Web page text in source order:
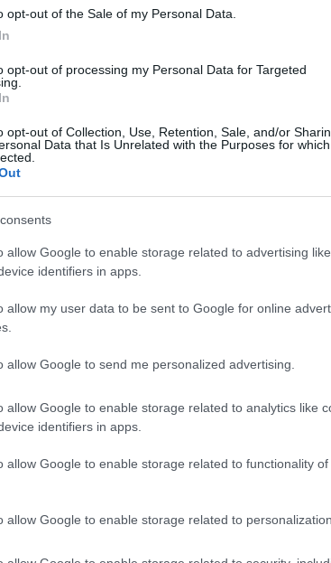
opt-out of the Sale of my Personal Data.
opt-out of processing my Personal Data for Targeted
opt-out of Collection, Use, Retention, Sale, and/or
Data that Is Unrelated with the Purposes for
allow Google to enable storage related to advertising
identifiers in apps.
allow my user data to be sent to Google for online
allow Google to send me personalized advertising.
allow Google to enable storage related to analytics like
identifiers in apps.
allow Google to enable storage related to functionality
allow Google to enable storage related to personalization.
πλησιάζει η 22η και
της κανονικής περιόδου,
με την οποία
Play Off και Play Out. Το
στην τελευταία θέση
την πρόκριση Α.Ε.
κορυφής ανάμεσα σε Α.Ο. Κρόκου και
στη μάχη της πρωτιάς.